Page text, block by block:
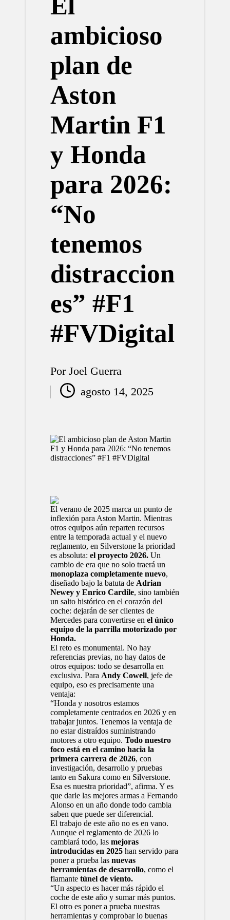
ambicioso
plan de
Aston
Martin F1
y Honda
para 2026:
“No
tenemos
distraccion
es” #F1
#FVDigital
Publicado
por
Por Joel Guerra
agosto 14, 2025
El verano de 2025 marca un punto de
inflexión paraAston Martin. Mientras
otros equipos aún reparten recursos
entre la temporada actual y el nuevo
reglamento, en Silverstone la prioridad
es absoluta: el proyecto 2026.Un
cambio de era que no solo traerá un
monoplaza completamente nuevo,
diseñado bajo la batuta de Adrian
Newey y Enrico Cardile, sino también
un salto histórico en el corazón del
coche: dejarán de ser clientes de
Mercedespara convertirse enel único
equipo de la parrilla motorizado por
Honda.
El reto es monumental. No hay
referencias previas, no hay datos de
otros equipos: todo se desarrolla en
exclusiva. Para Andy Cowell, jefe de
equipo, eso es precisamente una
ventaja:
“Honda y nosotros estamos
completamente centrados en 2026 y en
trabajar juntos. Tenemos la ventaja de
no estar distraídos suministrando
motores a otro equipo. Todo nuestro
foco está en el camino hacia la
primera carrera de 2026, con
investigación, desarrollo y pruebas
tanto en Sakura como en Silverstone.
Esa es nuestra prioridad”, afirma. Y es
que darle las mejores armas a Fernando
Alonsoen un año donde todo cambia
saben que puede ser diferencial.
El trabajo de este año no es en vano.
Aunque el reglamento de 2026 lo
cambiará todo, las mejoras
introducidas en 2025han servido para
poner a prueba las nuevas
herramientas de desarrollo, como el
flamantetúnel de viento.
“Un aspecto es hacer más rápido el
coche de este año y sumar más puntos.
El otro es poner a prueba nuestras
herramientas y comprobar lo buenas